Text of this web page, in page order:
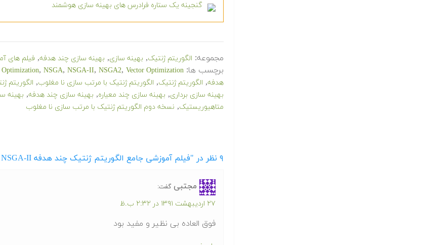
گنجینه یک ستاره فرادرس های بهینه سازی هوشمند
مجموعه: الگوریتم ژنتیک, بهینه سازی, بهینه سازی چند هدفه, فیلم های
برچسب ها: , NSGA, NSGA-II, NSGA2, Vector Optimization
هدفه, الگوریتم ژنتیک, الگوریتم ژنتیک با مرتب سازی نا مغلوب, الگوریتم
بهینه سازی برداری, بهینه سازی چند معیاره, بهینه سازی چند هدفه, بهینه
متاهیوریستیک, نسخه دوم الگوریتم ژنتیک با مرتب سازی نا مغلوب
۹ نظر در "فیلم آموزشی جامع الگوریتم ژنتیک چند هدفه NSGA-II در متلب (به زبان فارسی)"
مجتبی گفت:
۲۷ اردیبهشت ۱۳۹۱ در ۲:۳۲ ب.ظ
فوق العاده بی نظیر و مفید بود